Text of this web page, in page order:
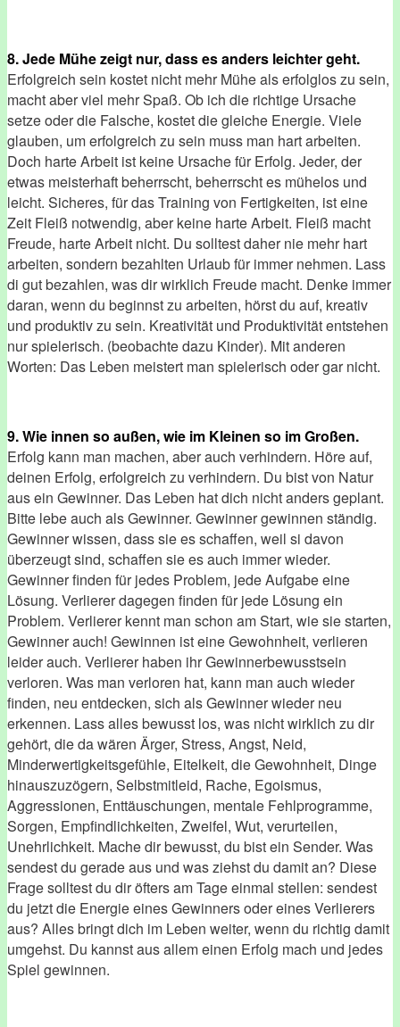
8. Jede Mühe zeigt nur, dass es anders leichter geht.
Erfolgreich sein kostet nicht mehr Mühe als erfolglos zu sein,
macht aber viel mehr Spaß. Ob ich die richtige Ursache
setze oder die Falsche, kostet die gleiche Energie. Viele
glauben, um erfolgreich zu sein muss man hart arbeiten.
Doch harte Arbeit ist keine Ursache für Erfolg. Jeder, der
etwas meisterhaft beherrscht, beherrscht es mühelos und
leicht. Sicheres, für das Training von Fertigkeiten, ist eine
Zeit Fleiß notwendig, aber keine harte Arbeit. Fleiß macht
Freude, harte Arbeit nicht. Du solltest daher nie mehr hart
arbeiten, sondern bezahlten Urlaub für immer nehmen. Lass
di gut bezahlen, was dir wirklich Freude macht. Denke immer
daran, wenn du beginnst zu arbeiten, hörst du auf, kreativ
und produktiv zu sein. Kreativität und Produktivität entstehen
nur spielerisch. (beobachte dazu Kinder). Mit anderen
Worten: Das Leben meistert man spielerisch oder gar nicht.
9. Wie innen so außen, wie im Kleinen so im Großen.
Erfolg kann man machen, aber auch verhindern. Höre auf,
deinen Erfolg, erfolgreich zu verhindern. Du bist von Natur
aus ein Gewinner. Das Leben hat dich nicht anders geplant.
Bitte lebe auch als Gewinner. Gewinner gewinnen ständig.
Gewinner wissen, dass sie es schaffen, weil si davon
überzeugt sind, schaffen sie es auch immer wieder.
Gewinner finden für jedes Problem, jede Aufgabe eine
Lösung. Verlierer dagegen finden für jede Lösung ein
Problem. Verlierer kennt man schon am Start, wie sie starten,
Gewinner auch! Gewinnen ist eine Gewohnheit, verlieren
leider auch. Verlierer haben ihr Gewinnerbewusstsein
verloren. Was man verloren hat, kann man auch wieder
finden, neu entdecken, sich als Gewinner wieder neu
erkennen. Lass alles bewusst los, was nicht wirklich zu dir
gehört, die da wären Ärger, Stress, Angst, Neid,
Minderwertigkeitsgefühle, Eitelkeit, die Gewohnheit, Dinge
hinauszuzögern, Selbstmitleid, Rache, Egoismus,
Aggressionen, Enttäuschungen, mentale Fehlprogramme,
Sorgen, Empfindlichkeiten, Zweifel, Wut, verurteilen,
Unehrlichkeit. Mache dir bewusst, du bist ein Sender. Was
sendest du gerade aus und was ziehst du damit an? Diese
Frage solltest du dir öfters am Tage einmal stellen: sendest
du jetzt die Energie eines Gewinners oder eines Verlierers
aus? Alles bringt dich im Leben weiter, wenn du richtig damit
umgehst. Du kannst aus allem einen Erfolg mach und jedes
Spiel gewinnen.